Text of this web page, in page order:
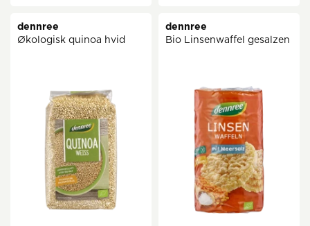
dennree
Økologisk quinoa hvid
dennree
Bio Linsenwaffel gesalzen